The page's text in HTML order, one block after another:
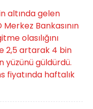
altında gelen
Merkez Bankasının
olasılığını
2,5 artarak 4 bin
yüzünü güldürdü.
fiyatında haftalık